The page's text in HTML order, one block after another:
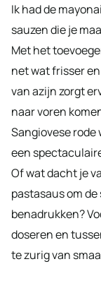
Ik had de
sauzen die je
Met het
net wat frisser
van azijn zorgt
naar voren
Sangiovese
een
Of wat dacht je
pastasaus om
benadrukken?
doseren en
te zurig van